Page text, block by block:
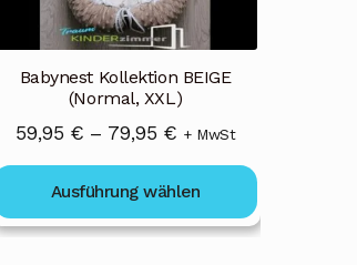
Babynest Kollektion BEIGE
(Normal, XXL)
59,95 € – 79,95 €Preisspanne:
59,95 €
bis
79,95 €
+ MwSt
Ausführung wählen
können
Produktseite
werden